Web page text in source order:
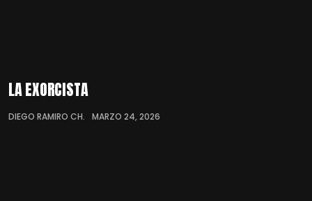
LA EXORCISTA
DIEGO RAMIRO CH. MARZO 24, 2026